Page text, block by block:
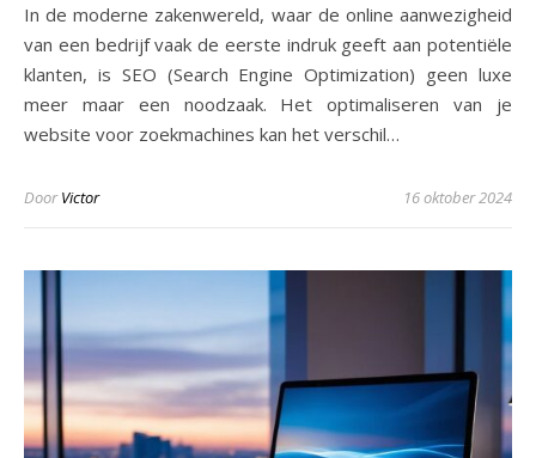
In de moderne zakenwereld, waar de online aanwezigheid
van een bedrijf vaak de eerste indruk geeft aan potentiële
klanten, is SEO (Search Engine Optimization) geen luxe
meer maar een noodzaak. Het optimaliseren van je
website voor zoekmachines kan het verschil…
DoorVictor 16 oktober 2024